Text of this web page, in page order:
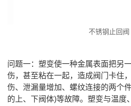
不锈钢止回阀
问题一：塑变使一种金属表面把另
伤，甚至粘在一起，造成阀门卡住
伤、泄漏量增加、螺纹连接的两个
的上、下阀体)等故障。塑变与温度